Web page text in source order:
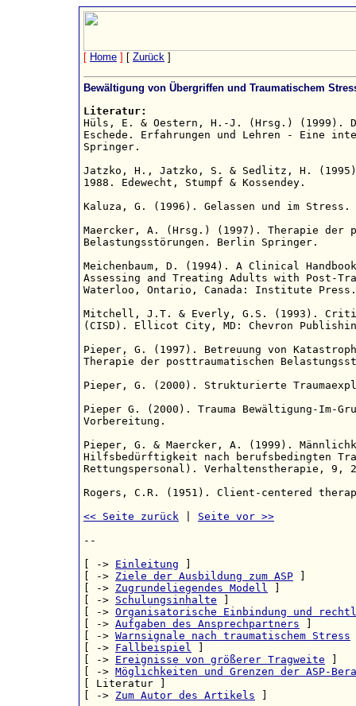
[ Home ] [ Zurück ]
Bewältigung von Übergriffen und Traumatischem
Literatur:
Hüls, E. & Oestern, H.-J. (Hrsg.) (1999).
Eschede. Erfahrungen und Lehren - Eine
Springer.
Jatzko, H., Jatzko, S. & Sedlitz, H.
1988. Edewecht, Stumpf & Kossendey.
Kaluza, G. (1996). Gelassen und im
Maercker, A. (Hrsg.) (1997). Therapie der
Belastungsstörungen. Berlin Springer.
Meichenbaum, D. (1994). A Clinical
Assessing and Treating Adults with Post-
Waterloo, Ontario, Canada: Institute Press.
Mitchell, J.T. & Everly, G.S. (1993).
(CISD). Ellicot City, MD: Chevron
Pieper, G. (1997). Betreuung von
Therapie der posttraumatischen
Pieper, G. (2000). Strukturierte
Pieper G. (2000). Trauma Bewältigung-Im-
Vorbereitung.
Pieper, G. & Maercker, A. (1999).
Hilfsbedürftigkeit nach berufsbedingten
Rettungspersonal). Verhaltenstherapie, 9,
Rogers, C.R. (1951). Client-centered
<< Seite zurück
Seite vor >>
--
[ -> Einleitung ]
[ -> Ziele der Ausbildung zum ASP ]
[ -> Zugrundeliegendes Modell
]
[ -> Schulungsinhalte ]
[ -> Organisatorische Einbindung und
[ -> Aufgaben des Ansprechpartners ]
[ -> Warnsignale nach traumatischem Stress
[ -> Fallbeispiel
]
[ -> Ereignisse von größerer Tragweite ]
[ -> Möglichkeiten und Grenzen der ASP-
[ Literatur ]
[ -> Zum Autor des Artikels